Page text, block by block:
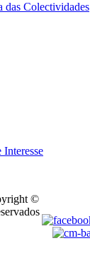
das Colectividades
©